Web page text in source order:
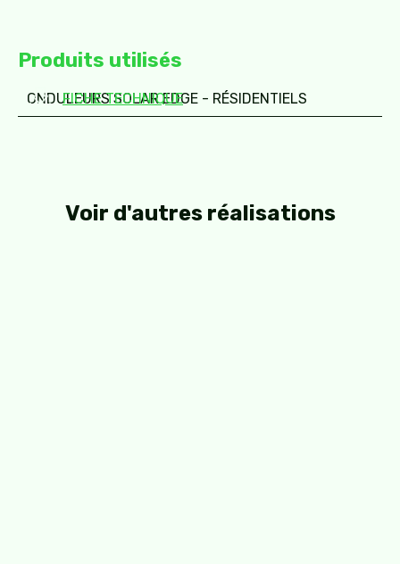
Produits utilisés
ONDULEURS SOLAR EDGE - RÉSIDENTIELS
FICHE TECHNIQUE
Voir d'autres réalisations